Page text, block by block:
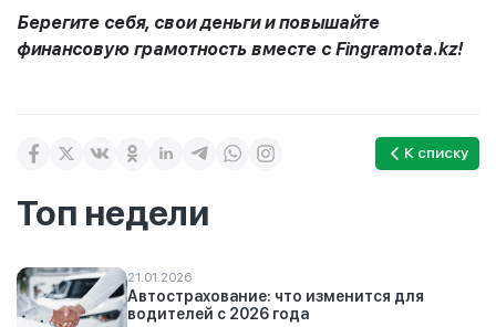
Берегите себя, свои деньги и повышайте
финансовую грамотность вместе с Fingramota.kz!
К списку
Топ недели
21.01.2026
Автострахование: что изменится для
водителей с 2026 года